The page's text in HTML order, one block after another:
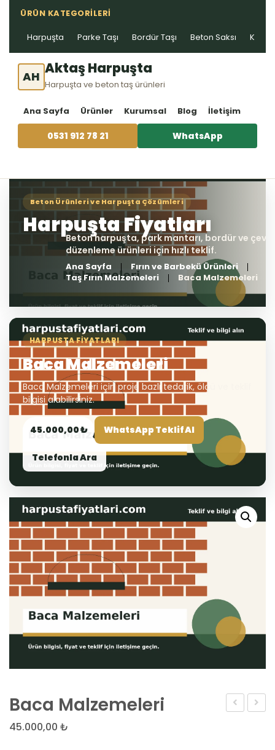
ÜRÜN KATEGORILERI
Harpuşta Parke Taşı Bordür Taşı Beton Saksı Kablo
AH Aktaş Harpuşta
Harpuşta ve beton taş ürünleri
Ana Sayfa Ürünler Kurumsal Blog İletişim
0531 912 78 21 WhatsApp
Ana Sayfa
Fırın ve Barbekü Ürünleri
Taş Fırın Malzemeleri
Baca Malzemeleri
HARPUSTA FIYATLARI
Baca Malzemeleri
Baca Malzemeleri için proje bazlı tedarik, ölçü ve teklif
bilgisi alabilirsiniz.
45.000,00 ₺ WhatsApp Teklif Al
Telefonla Ara
Baca Malzemeleri
45.000,00 ₺